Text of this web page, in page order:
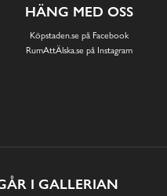
HÄNG MED OSS
Köpstaden.se på Facebook
RumAttÄlska.se på Instagram
I GALLERIAN